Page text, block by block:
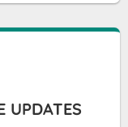
UPDATES